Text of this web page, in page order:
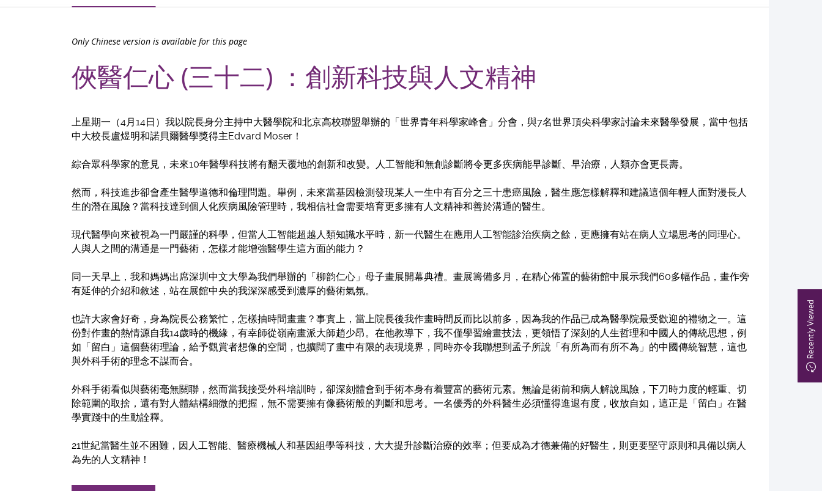
Recently Viewed
Only Chinese version is available for this page
俠醫仁心 (三十二) ：創新科技與人文精神
上星期一（4月14日）我以院長身分主持中大醫學院和北京高校聯盟舉辦的「世界青年科學家峰會」分會，與7名世界頂尖科學家討論未來醫學發展，當中包括
中大校長盧煜明和諾貝爾醫學獎得主Edvard Moser！
綜合眾科學家的意見，未來10年醫學科技將有翻天覆地的創新和改變。人工智能和無創診斷將令更多疾病能早診斷、早治療，人類亦會更長壽。
然而，科技進步卻會產生醫學道德和倫理問題。舉例，未來當基因檢測發現某人一生中有百分之三十患癌風險，醫生應怎樣解釋和建議這個年輕人面對漫長人
生的潛在風險？當科技達到個人化疾病風險管理時，我相信社會需要培育更多擁有人文精神和善於溝通的醫生。
現代醫學向來被視為一門嚴謹的科學，但當人工智能超越人類知識水平時，新一代醫生在應用人工智能診治疾病之餘，更應擁有站在病人立場思考的同理心。
人與人之間的溝通是一門藝術，怎樣才能增強醫學生這方面的能力？
同一天早上，我和媽媽出席深圳中文大學為我們舉辦的「柳韵仁心」母子畫展開幕典禮。畫展籌備多月，在精心佈置的藝術館中展示我們60多幅作品，畫作旁
有延伸的介紹和敘述，站在展館中央的我深深感受到濃厚的藝術氣氛。
也許大家會好奇，身為院長公務繁忙，怎樣抽時間畫畫？事實上，當上院長後我作畫時間反而比以前多，因為我的作品已成為醫學院最受歡迎的禮物之一。這
份對作畫的熱情源自我14歲時的機緣，有幸師從嶺南畫派大師趙少昂。在他教導下，我不僅學習繪畫技法，更領悟了深刻的人生哲理和中國人的傳統思想，例
如「留白」這個藝術理論，給予觀賞者想像的空間，也擴闊了畫中有限的表現境界，同時亦令我聯想到孟子所說「有所為而有所不為」的中國傳統智慧，這也
與外科手術的理念不謀而合。
外科手術看似與藝術毫無關聯，然而當我接受外科培訓時，卻深刻體會到手術本身有着豐富的藝術元素。無論是術前和病人解說風險，下刀時力度的輕重、切
除範圍的取捨，還有對人體結構細微的把握，無不需要擁有像藝術般的判斷和思考。一名優秀的外科醫生必須懂得進退有度，收放自如，這正是「留白」在醫
學實踐中的生動詮釋。
21世紀當醫生並不困難，因人工智能、醫療機械人和基因組學等科技，大大提升診斷治療的效率；但要成為才德兼備的好醫生，則更要堅守原則和具備以病人
為先的人文精神！